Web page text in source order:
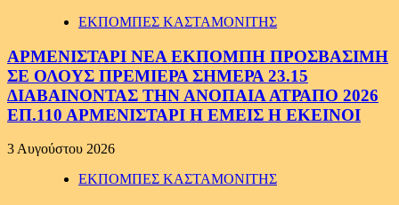
ΕΚΠΟΜΠΕΣ ΚΑΣΤΑΜΟΝΙΤΗΣ
ΑΡΜΕΝΙΣΤΑΡΙ ΝΕΑ ΕΚΠΟΜΠΗ ΠΡΟΣΒΑΣΙΜΗ
ΣΕ ΟΛΟΥΣ ΠΡΕΜΙΕΡΑ ΣΗΜΕΡΑ 23.15
ΔΙΑΒΑΙΝΟΝΤΑΣ ΤΗΝ ΑΝΟΠΑΙΑ ΑΤΡΑΠΟ 2026
ΕΠ.110 ΑΡΜΕΝΙΣΤΑΡΙ Η ΕΜΕΙΣ Η ΕΚΕΙΝΟΙ
3 Αυγούστου 2026
ΕΚΠΟΜΠΕΣ ΚΑΣΤΑΜΟΝΙΤΗΣ